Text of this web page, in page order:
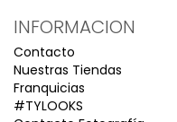
INFORMACION
Contacto
Nuestras Tiendas
Franquicias
#TYLOOKS